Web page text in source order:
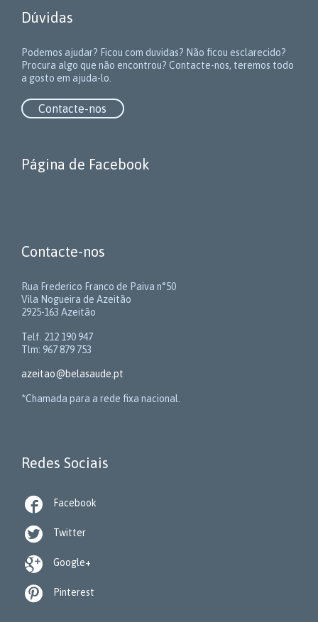
Dúvidas
Podemos ajudar? Ficou com duvidas? Não ficou esclarecido?
Procura algo que não encontrou? Contacte-nos, teremos todo
a gosto em ajuda-lo.
Contacte-nos
Página de Facebook
Contacte-nos
Rua Frederico Franco de Paiva n°50
Vila Nogueira de Azeitão
2925-163 Azeitão
Telf. 212 190 947
Tlm: 967 879 753
azeitao@belasaude.pt
*Chamada para a rede fixa nacional.
Redes Sociais
 Facebook
 Twitter
 Google+
 Pinterest